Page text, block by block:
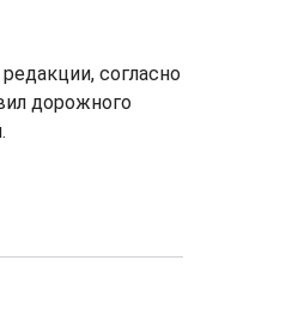
согласно
дорожного